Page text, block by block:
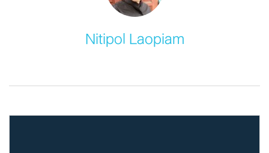
Nitipol Laopiam